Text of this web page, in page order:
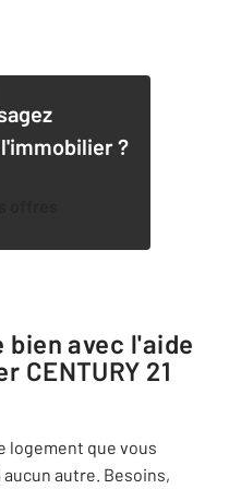
?
offres
avec l'aide
CENTURY 21
logement que vous
autre. Besoins,